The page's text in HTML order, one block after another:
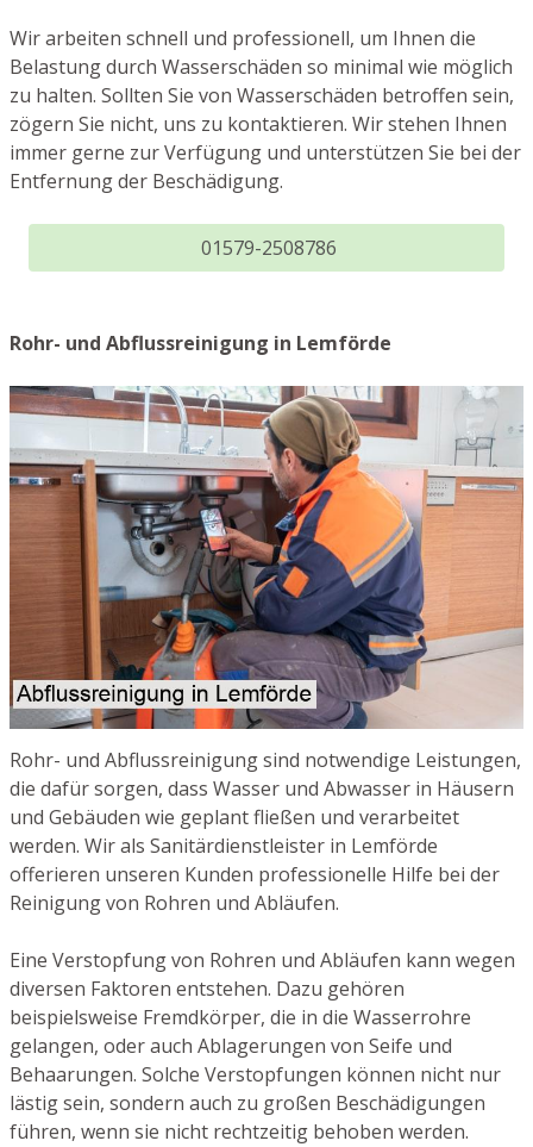
Wir arbeiten schnell und professionell, um Ihnen die
Belastung durch Wasserschäden so minimal wie möglich
zu halten. Sollten Sie von Wasserschäden betroffen sein,
zögern Sie nicht, uns zu kontaktieren. Wir stehen Ihnen
immer gerne zur Verfügung und unterstützen Sie bei der
Entfernung der Beschädigung.
01579-2508786
Rohr- und Abflussreinigung in Lemförde
Rohr- und Abflussreinigung sind notwendige Leistungen,
die dafür sorgen, dass Wasser und Abwasser in Häusern
und Gebäuden wie geplant fließen und verarbeitet
werden. Wir als Sanitärdienstleister in Lemförde
offerieren unseren Kunden professionelle Hilfe bei der
Reinigung von Rohren und Abläufen.
Eine Verstopfung von Rohren und Abläufen kann wegen
diversen Faktoren entstehen. Dazu gehören
beispielsweise Fremdkörper, die in die Wasserrohre
gelangen, oder auch Ablagerungen von Seife und
Behaarungen. Solche Verstopfungen können nicht nur
lästig sein, sondern auch zu großen Beschädigungen
führen, wenn sie nicht rechtzeitig behoben werden.